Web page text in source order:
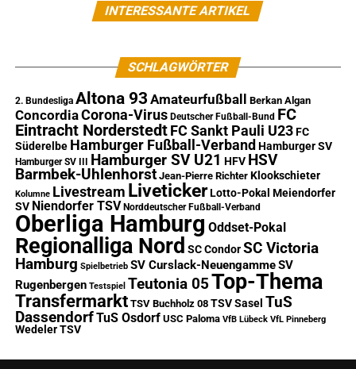
INTERESSANTE ARTIKEL
SCHLAGWÖRTER
2. Bundesliga Altona 93 Amateurfußball Berkan Algan
ConcordiaCorona-Virus Deutscher Fußball-Bund FC
Eintracht Norderstedt FC Sankt Pauli U23 FC
Süderelbe Hamburger Fußball-Verband Hamburger SV
Hamburger SV III Hamburger SV U21 HFV HSV
Barmbek-Uhlenhorst Jean-Pierre Richter Klookschieter
Kolumne Livestream Liveticker Lotto-Pokal Meiendorfer
SV Niendorfer TSV Norddeutscher Fußball-Verband
Oberliga Hamburg Oddset-Pokal
Regionalliga Nord SC Condor SC Victoria
Hamburg Spielbetrieb SV Curslack-NeuengammeSV
Rugenbergen Testspiel Teutonia 05Top-Thema
Transfermarkt TSV Buchholz 08 TSV Sasel TuS
DassendorfTuS Osdorf USC Paloma VfB Lübeck VfL Pinneberg
Wedeler TSV